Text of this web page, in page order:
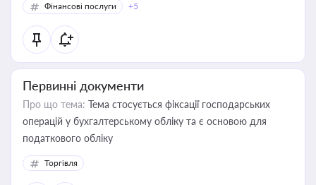
Фінансові послуги
+5
Первинні документи
Про що тема: Тема стосується фіксації господарських
операцій у бухгалтерському обліку та є основою для
податкового обліку
Торгівля